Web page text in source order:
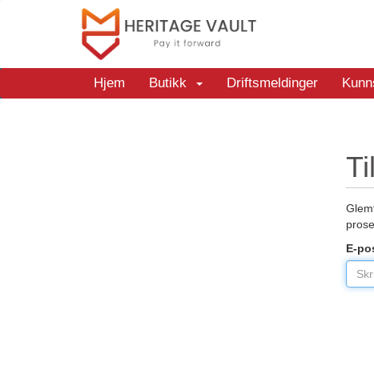
Hjem Butikk Driftsmeldinger
E-